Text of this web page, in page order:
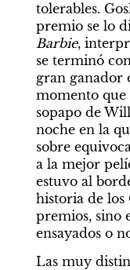
tolerables.
Barbie,
se terminó
gran ganador
momento que
sopapo de
noche en la
sobre
a la mejor
estuvo al
historia de los
premios, sino
ensayados o
Las muy